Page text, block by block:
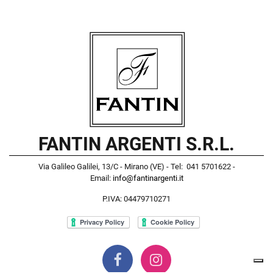
FANTIN ARGENTI S.R.L.
Via Galileo Galilei, 13/C - Mirano (VE) - Tel: 041 5701622 -
Email: info@fantinargenti.it
P.IVA: 04479710271